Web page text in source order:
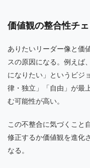
価値観の整合性チ
ありたいリーダー像と価
スの原因になる。例えば
になりたい」というビジ
律・独立」「自由」が最
む可能性が高い。
この不整合に気づくこと
修正するか価値観を進化
なる。